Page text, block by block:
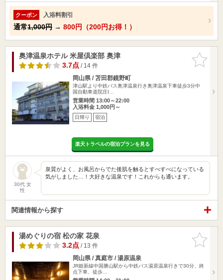
クーポン 入浴料割引
通常1,000円 → 800円（200円お得！）
お気に入
りに追加
奥津温泉ホテル 米屋倶楽部 奥津
3.7点/ 14 件
岡山県 / 苫田郡鏡野町
津山駅より中鉄バス奥津温泉行き奥津温泉下車徒歩3分中
国自動車道院庄I…
営業時間 13:00～22:00
入浴料金 1,000円～
日帰り 宿泊
楽天トラベルの宿泊プランを見る
30代 女
性
泉質がよく、お風呂からでた後肌を触るとすべすべになっている
気がしました…！大好きな温泉です！これからも通います。
関連情報から探す
お気に入
りに追加
湯めぐりの宿 松の家 花泉
3.2点/ 13 件
岡山県 / 真庭市 / 湯原温泉
JR姫新線中国勝山駅から中鉄バス湯原温泉行きで30分、終
点下車、徒歩…